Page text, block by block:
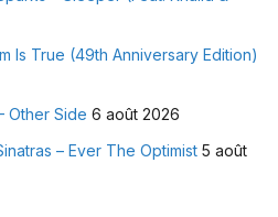
Is True (49th Anniversary Edition)
Other Side 6 août 2026
– Ever The Optimist 5 août